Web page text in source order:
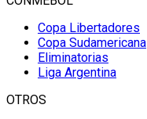
Copa Libertadores
Copa Sudamericana
Eliminatorias
Liga Argentina
OTROS